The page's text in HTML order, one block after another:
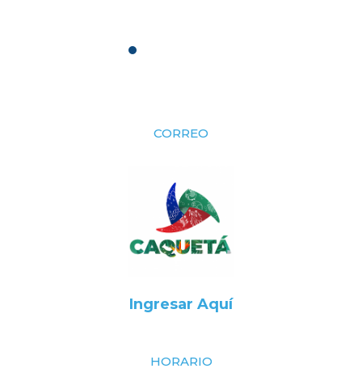
CORREO
Ingresar Aquí
HORARIO